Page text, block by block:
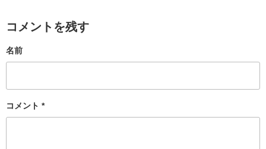
コメントを残す
コメント *
名前